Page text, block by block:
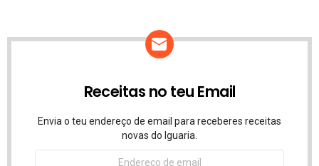
Receitas no teu Email
Envia o teu endereço de email para receberes receitas
novas do Iguaria.
Endereço